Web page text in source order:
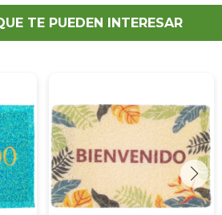
TE PUEDEN INTERESAR